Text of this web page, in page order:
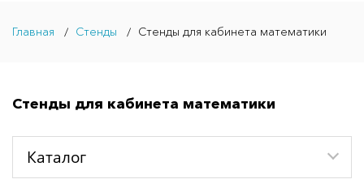
Главная Стенды Стенды для кабинета математики
Стенды для кабинета математики
Каталог